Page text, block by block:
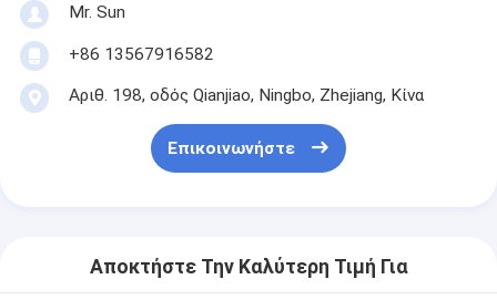
Mr. Sun
+86 13567916582
Αριθ. 198, οδός Qianjiao, Ningbo, Zhejiang, Κίνα
Επικοινωνήστε
Αποκτήστε Την Καλύτερη Τιμή Για